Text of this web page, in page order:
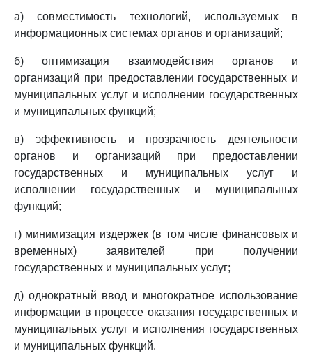
а) совместимость технологий, используемых в
информационных системах органов и организаций;
б) оптимизация взаимодействия органов и
организаций при предоставлении государственных и
муниципальных услуг и исполнении государственных
и муниципальных функций;
в) эффективность и прозрачность деятельности
органов и организаций при предоставлении
государственных и муниципальных услуг и
исполнении государственных и муниципальных
функций;
г) минимизация издержек (в том числе финансовых и
временных) заявителей при получении
государственных и муниципальных услуг;
д) однократный ввод и многократное использование
информации в процессе оказания государственных и
муниципальных услуг и исполнения государственных
и муниципальных функций.